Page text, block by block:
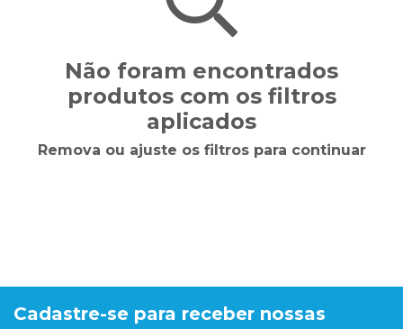
Não foram encontrados
produtos com os filtros
aplicados
Remova ou ajuste os filtros para continuar
Cadastre-se para receber nossas